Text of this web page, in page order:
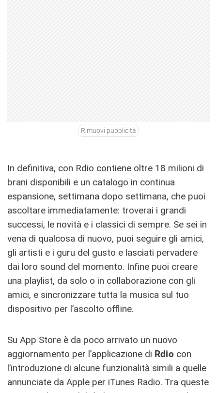
Rimuovi pubblicità
In definitiva, con Rdio contiene oltre 18 milioni di
brani disponibili e un catalogo in continua
espansione, settimana dopo settimana, che puoi
ascoltare immediatamente: troverai i grandi
successi, le novità e i classici di sempre. Se sei in
vena di qualcosa di nuovo, puoi seguire gli amici,
gli artisti e i guru del gusto e lasciati pervadere
dai loro sound del momento. Infine puoi creare
una playlist, da solo o in collaborazione con gli
amici, e sincronizzare tutta la musica sul tuo
dispositivo per l’ascolto offline.
Su App Store è da poco arrivato un nuovo
aggiornamento per l’applicazione di Rdio con
l’introduzione di alcune funzionalità simili a quelle
annunciate da Apple per iTunes Radio. Tra queste